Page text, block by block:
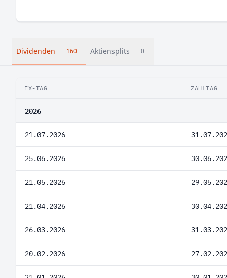
Dividenden 160 Aktiensplits 0
EX-TAG ZAHLTAG
2026
21.07.2026
25.06.2026
21.05.2026
21.04.2026
26.03.2026
20.02.2026